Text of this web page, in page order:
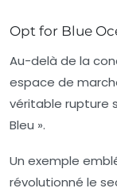
Opt for Blue
Au-delà de la
espace de
véritable rupture
Bleu ».
Un exemple
révolutionné le